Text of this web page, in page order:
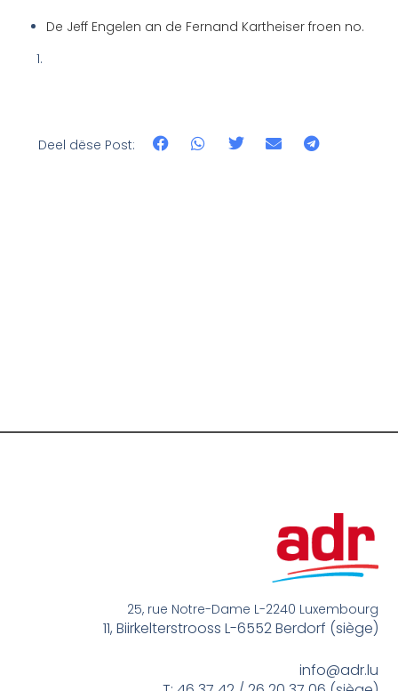
De Jeff Engelen an de Fernand Kartheiser froen no.
Deel dëse Post:
25, rue Notre-Dame L-2240 Luxembourg
11, Biirkelterstrooss L-6552 Berdorf (siège)
info@adr.lu